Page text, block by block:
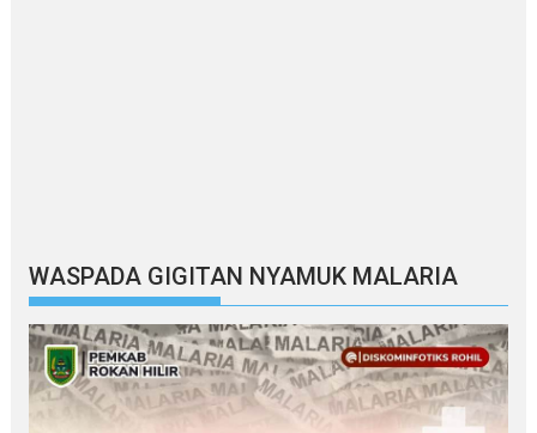
WASPADA GIGITAN NYAMUK MALARIA